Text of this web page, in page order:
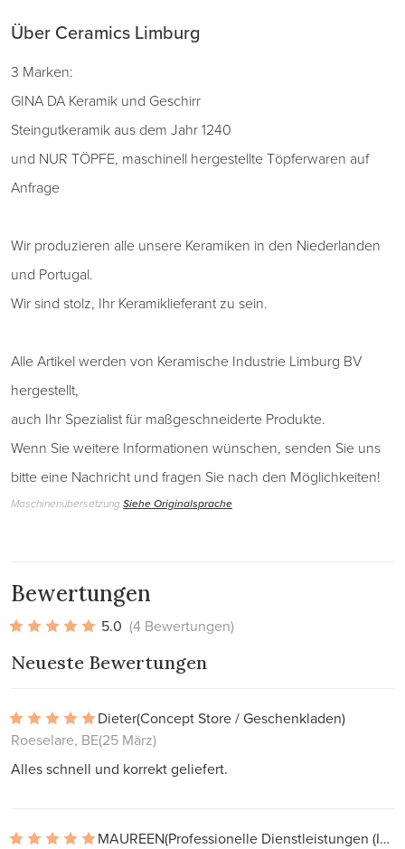
Über Ceramics Limburg
3 Marken:
GINA DA Keramik und Geschirr
Steingutkeramik aus dem Jahr 1240
und NUR TÖPFE, maschinell hergestellte Töpferwaren auf
Anfrage
Wir produzieren alle unsere Keramiken in den Niederlanden
und Portugal.
Wir sind stolz, Ihr Keramiklieferant zu sein.
Alle Artikel werden von Keramische Industrie Limburg BV
hergestellt,
auch Ihr Spezialist für maßgeschneiderte Produkte.
Wenn Sie weitere Informationen wünschen, senden Sie uns
bitte eine Nachricht und fragen Sie nach den Möglichkeiten!
MaschinenübersetzungSiehe Originalsprache
Bewertungen
5.0 (4 Bewertungen)
Neueste Bewertungen
Dieter(Concept Store / Geschenkladen)
Roeselare, BE(25 März)
Alles schnell und korrekt geliefert.
MAUREEN
(Professionelle Dienstleistungen (Interieur, Projekte))